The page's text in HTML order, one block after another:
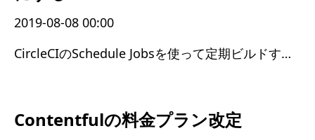
2019-08-08 00:00
CircleCIのSchedule Jobsを使って定期ビルドするようにした
Contentfulの料金プラン改定